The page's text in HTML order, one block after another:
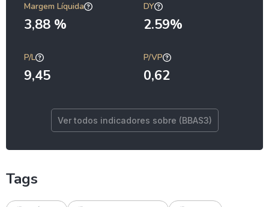
Margem Líquida
3,88 %
DY
2.59%
P/L
9,45
P/VP
0,62
Ver todos indicadores sobre (BBAS3)
Tags